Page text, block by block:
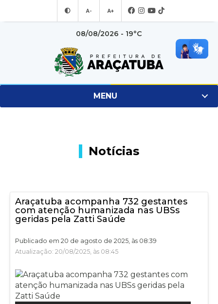
A- A+
08/08/2026 - 19°C
MENU
Notícias
Araçatuba acompanha 732 gestantes
com atenção humanizada nas UBSs
geridas pela Zatti Saúde
Publicado em 20 de agosto de 2025, às 08:39
Atualização: 20/08/2025, às 08:45